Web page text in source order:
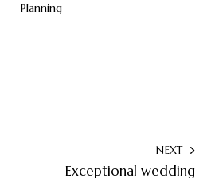
Planning
NEXT
Exceptional wedding